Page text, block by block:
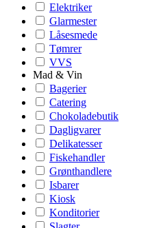
Elektriker
Glarmester
Låsesmede
Tømrer
VVS
Mad & Vin
Bagerier
Catering
Chokoladebutik
Dagligvarer
Delikatesser
Fiskehandler
Grønthandlere
Isbarer
Kiosk
Konditorier